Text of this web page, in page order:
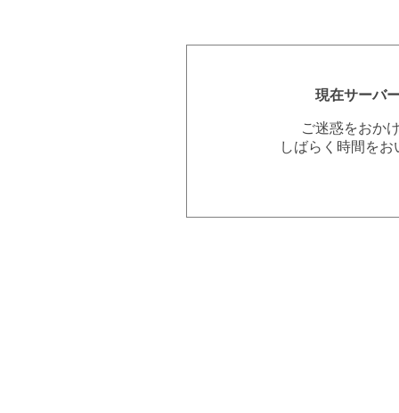
現在サーバ
ご迷惑をおか
しばらく時間を